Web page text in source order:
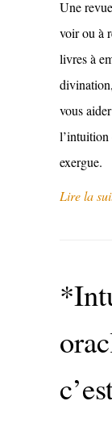
Une
voir ou à
livres à
vous
l’intuition
exergue.
Lire la